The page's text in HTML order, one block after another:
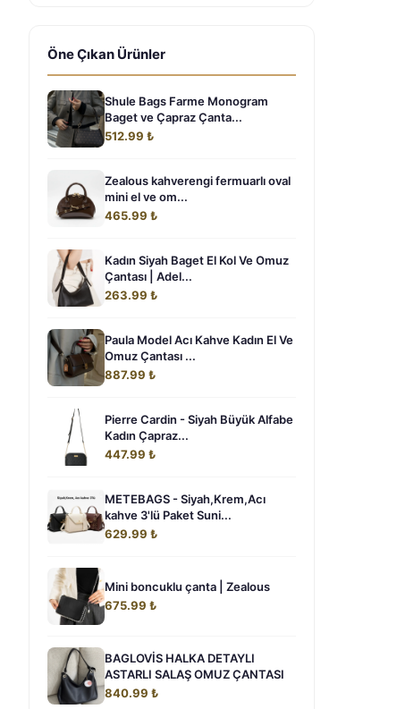
Öne Çıkan Ürünler
Shule Bags Farme Monogram
Baget ve Çapraz Çanta...
512.99 ₺
Zealous kahverengi fermuarlı oval
mini el ve om...
465.99 ₺
Kadın Siyah Baget El Kol Ve Omuz
Çantası | Adel...
263.99 ₺
Paula Model Acı Kahve Kadın El Ve
Omuz Çantası ...
887.99 ₺
Pierre Cardin - Siyah Büyük Alfabe
Kadın Çapraz...
447.99 ₺
METEBAGS - Siyah,Krem,Acı
kahve 3'lü Paket Suni...
629.99 ₺
Mini boncuklu çanta | Zealous
675.99 ₺
BAGLOVİS HALKA DETAYLI
ASTARLI SALAŞ OMUZ ÇANTASI
840.99 ₺